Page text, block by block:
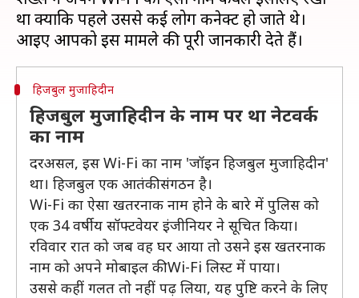
था क्योंकि पहले उससे कई लोग कनेक्ट हो जाते थे।
हिजबुल मुजाहिदीन
हिजबुल मुजाहिदीन के नाम पर था नेटवर्क
का नाम
दरअसल, इस Wi-Fi का नाम 'जॉइन हिजबुल मुजाहिदीन'
था। हिजबुल एक आतंकी संगठन है।
Wi-Fi का ऐसा खतरनाक नाम होने के बारे में पुलिस को
एक 34 वर्षीय सॉफ्टवेयर इंजीनियर ने सूचित किया।
रविवार रात को जब वह घर आया तो उसने इस खतरनाक
नाम को अपने मोबाइल की Wi-Fi लिस्ट में पाया।
उससे कहीं गलत तो नहीं पढ़ लिया, यह पुष्टि करने के लिए